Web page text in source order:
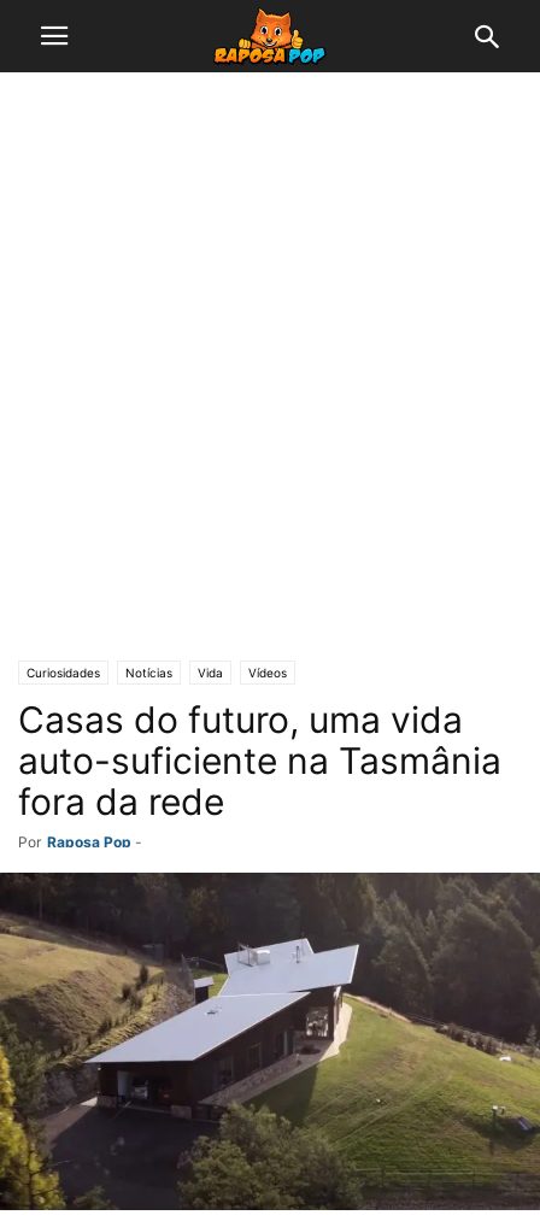
Curiosidades Notícias Vida Vídeos
Casas do futuro, uma vida
auto-suficiente na Tasmânia
fora da rede
Por Raposa Pop -